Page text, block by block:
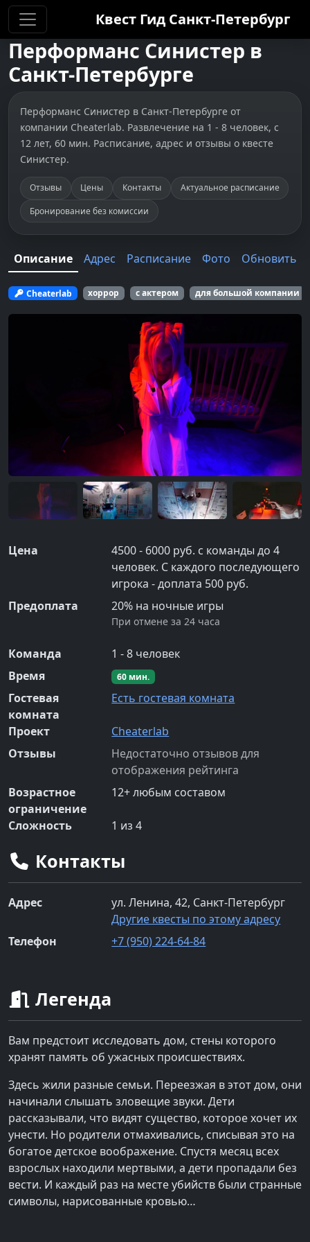
Квест Гид Санкт-Петербург
Перформанс Синистер в
Санкт-Петербурге
Перформанс Синистер в Санкт-Петербурге от
компании Cheaterlab. Развлечение на 1 - 8 человек, с
12 лет, 60 мин. Расписание, адрес и отзывы о квесте
Синистер.
Отзывы Цены Контакты
Актуальное расписание
Бронирование без комиссии
Описание Адрес Расписание Фото Обновить
Cheaterlab хоррор с актером для большой компании
Цена
4500 - 6000 руб. с команды до 4
человек. С каждого последующего
игрока - доплата 500 руб.
Предоплата
20% на ночные игры
При отмене за 24 часа
Команда 1 -8 человек
Время
60 мин.
Гостевая
комната
Есть гостевая комната
Проект
Cheaterlab
Отзывы
Недостаточно отзывов для
отображения рейтинга
Возрастное
ограничение
12+любым составом
Сложность 1 из 4
Контакты
Адрес
ул. Ленина, 42, Санкт-Петербург
Другие квесты по этому адресу
Телефон
+7 (950) 224-64-84
Легенда
Вам предстоит исследовать дом, стены которого
хранят память об ужасных происшествиях.
Здесь жили разные семьи. Переезжая в этот дом, они
начинали слышать зловещие звуки. Дети
рассказывали, что видят существо, которое хочет их
унести. Но родители отмахивались, списывая это на
богатое детское воображение. Спустя месяц всех
взрослых находили мертвыми, а дети пропадали без
вести. И каждый раз на месте убийств были странные
символы, нарисованные кровью…